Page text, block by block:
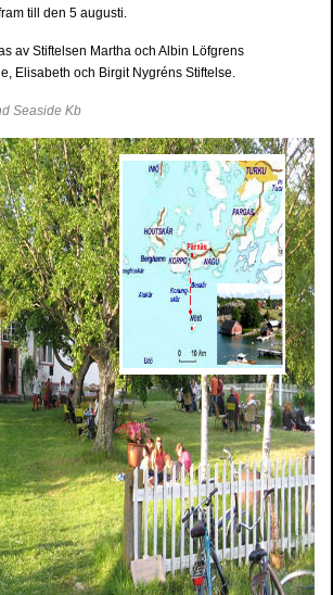
till den 5 augusti.
av Stiftelsen Martha och Albin Löfgrens
Elisabeth och Birgit Nygréns Stiftelse.
Seaside Kb